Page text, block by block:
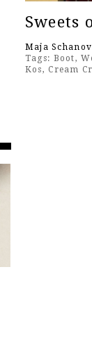
Sweets
Maja
Tags: Boot,
Kos, Cream